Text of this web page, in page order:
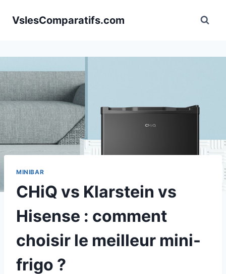
VslesComparatifs.com
MINIBAR
CHiQ vs Klarstein vs
Hisense : comment
choisir le meilleur mini-
frigo ?